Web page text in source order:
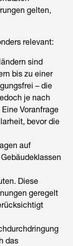
gelten,
relevant:
sind
bis zu einer
– die
je nach
Voranfrage
bevor die
auf
Diese
geregelt
das